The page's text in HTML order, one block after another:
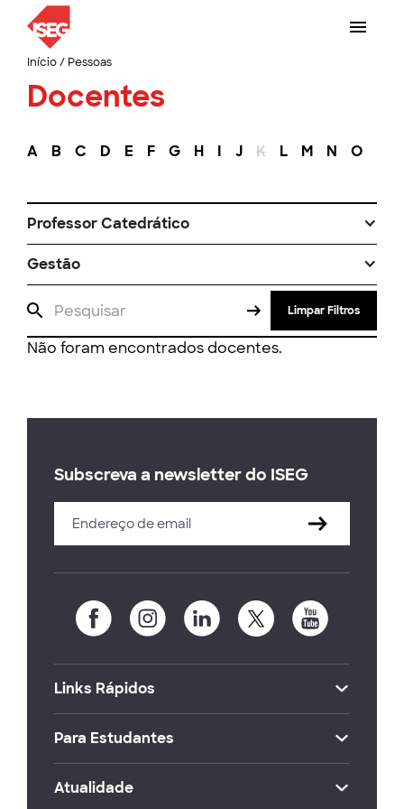
Início/ Pessoas
Docentes
A B C D E F G H I J K L M N O
Professor Catedrático
Gestão
Limpar Filtros
Não foram encontrados docentes.
Subscreva a newsletter do ISEG
Links Rápidos
Para Estudantes
Atualidade